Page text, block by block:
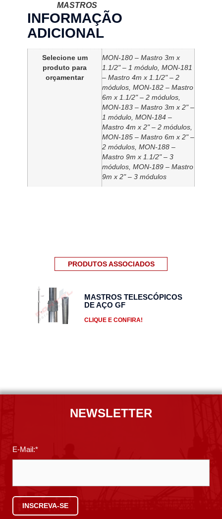
MASTROS
INFORMAÇÃO
ADICIONAL
Selecione um
produto para
orçamentar
MON-180 – Mastro 3m x
1.1/2" – 1 módulo, MON-181
– Mastro 4m x 1.1/2" – 2
módulos, MON-182 – Mastro
6m x 1.1/2" – 2 módulos,
MON-183 – Mastro 3m x 2" –
1 módulo, MON-184 –
Mastro 4m x 2" – 2 módulos,
MON-185 – Mastro 6m x 2" –
2 módulos, MON-188 –
Mastro 9m x 1.1/2" – 3
módulos, MON-189 – Mastro
9m x 2" – 3 módulos
PRODUTOS ASSOCIADOS
MASTROS TELESCÓPICOS
DE AÇO GF
CLIQUE E CONFIRA!
NEWSLETTER
E-Mail:*